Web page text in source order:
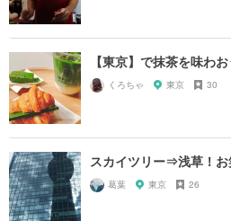
【東京】で抹茶を味わお
くろちゃ 東京 30
スカイツリー⇒浅草！
葛葉 東京 26